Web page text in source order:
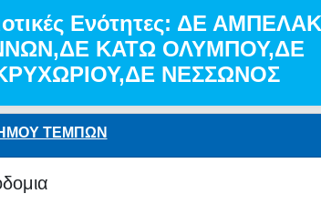
Ενότητες: ΔΕ
ΚΑΤΩ ΟΛΥΜΠΟΥ,ΔΕ
ΝΕΣΣΩΝΟΣ
ΤΕΜΠΩΝ